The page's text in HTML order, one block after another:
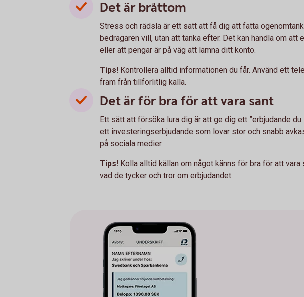
Det är bråttom
Stress och rädsla är ett sätt att få dig att fatta
bedragaren vill, utan att tänka efter. Det kan handla om att
eller att pengar är på väg att lämna ditt konto.
Tips! Kontrollera alltid informationen du får. Använd ett
fram från tillförlitlig källa.
Det är för bra för att vara sant
Ett sätt att försöka lura dig är att ge dig ett ”erbjudande du
ett investeringserbjudande som lovar stor och snabb
på sociala medier.
Tips! Kolla alltid källan om något känns för bra för att vara
vad de tycker och tror om erbjudandet.